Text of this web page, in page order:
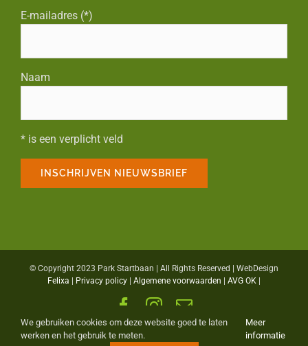
E-mailadres (*)
Naam
* is een verplicht veld
© Copyright 2023 Park Startbaan | All Rights Reserved | WebDesign
Felixa
Privacy policy Algemene voorwaarden AVG OK
Facebook
Instagram
E-
mail
We gebruiken cookies om deze website goed te laten
werken en het gebruik te meten.
Meer
informatie